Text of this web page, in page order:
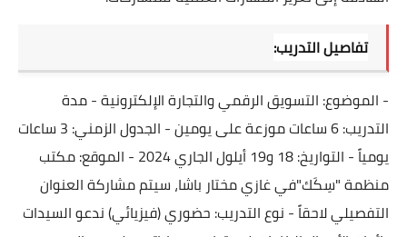
تفاصيل التدريب:
- الموضوع: التسويق الرقمي والتجارة الإلكترونية - مدة
التدريب: 6 ساعات موزعة على يومين - الجدول الزمني: 3 ساعات
يومياً - التواريخ: 18 و19 أيلول الجاري 2024 - الموقع: مكتب
منظمة "سِكَك"في غازي مختار باشا، سيتم مشاركة العنوان
التفصيلي لاحقاً - نوع التدريب: حضوري (فيزيائي) ندعو السيدات